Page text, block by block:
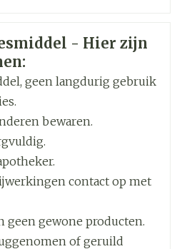
Codali
mm
Frans
- Hier zijn
geen langdurig gebruik
bewaren.
contact op met
geen gewone producten.
of geruild